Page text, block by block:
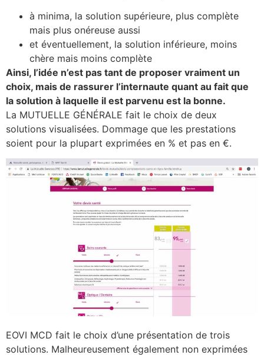
à minima, la solution supérieure, plus complète
mais plus onéreuse aussi
et éventuellement, la solution inférieure, moins
chère mais moins complète
Ainsi, l’idée n’est pas tant de proposer vraiment un
choix, mais de rassurer l’internaute quant au fait que
la solution à laquelle il est parvenu est la bonne.
La MUTUELLE GÉNÉRALE fait le choix de deux
solutions visualisées. Dommage que les prestations
soient pour la plupart exprimées en % et pas en €.
EOVI MCD fait le choix d’une présentation de trois
solutions. Malheureusement également non exprimées